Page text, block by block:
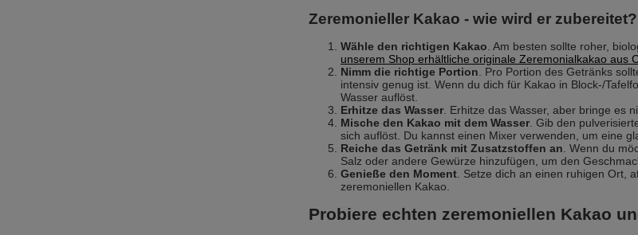
Zeremonieller Kakao - wie wird er zubereitet?
Wähle den richtigen Kakao . Am besten sollte roher,
unserem Shop erhältliche originale Zeremonialkakao aus
Nimm die richtige Portion . Pro Portion des Getränks
intensiv genug ist. Wenn du dich für Kakao in Block-/
Wasser auflöst.
Erhitze das Wasser . Erhitze das Wasser, aber bringe es
Mische den Kakao mit dem Wasser . Gib den
sich auflöst. Du kannst einen Mixer verwenden, um eine
Reiche das Getränk mit Zusatzstoffen an . Wenn du
Salz oder andere Gewürze hinzufügen, um den
Genieße den Moment . Setze dich an einen ruhigen Ort,
zeremoniellen Kakao.
Probiere echten zeremoniellen Kakao